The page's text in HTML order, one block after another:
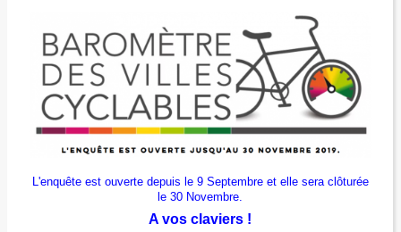
L'enquête est ouverte depuis le 9 Septembre et elle sera clôturée
le 30 Novembre.
A vos claviers !